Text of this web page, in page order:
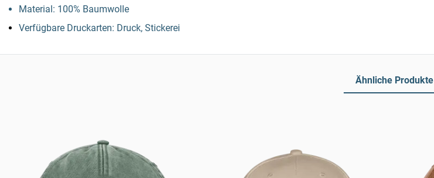
Material: 100% Baumwolle
Verfügbare Druckarten: Druck, Stickerei
Ähnliche Produkte